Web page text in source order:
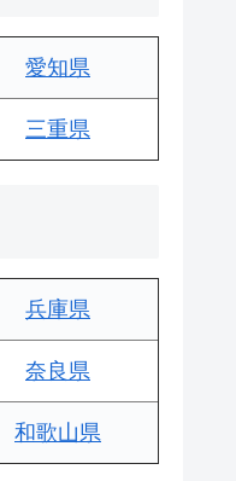
愛知県
三重県
兵庫県
奈良県
和歌山県